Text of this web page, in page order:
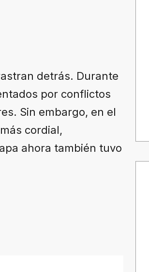
detrás. Durante
por conflictos
Sin embargo, en el
cordial,
ahora también tuvo